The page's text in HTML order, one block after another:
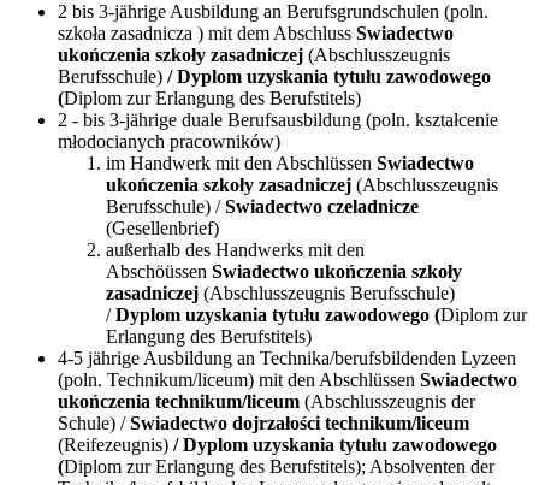
2 bis 3-jährige Ausbildung an Berufsgrundschulen (poln.
szkoła zasadnicza ) mit dem Abschluss Swiadectwo
ukończenia szkoły zasadniczej (Abschlusszeugnis
Berufsschule) / Dyplom uzyskania tytułu zawodowego
(Diplom zur Erlangung des Berufstitels)
2 - bis 3-jährige duale Berufsausbildung (poln. kształcenie
młodocianych pracowników)
im Handwerk mit den Abschlüssen Swiadectwo
ukończenia szkoły zasadniczej (Abschlusszeugnis
Berufsschule) /Swiadectwo czeladnicze
(Gesellenbrief)
außerhalb des Handwerks mit den
Abschöüssen Swiadectwo ukończenia szkoły
zasadniczej (Abschlusszeugnis Berufsschule)
/Dyplom uzyskania tytułu zawodowego (Diplom zur
Erlangung des Berufstitels)
4-5 jährige Ausbildung an Technika/berufsbildenden Lyzeen
(poln. Technikum/liceum) mit den Abschlüssen Swiadectwo
ukończenia technikum/liceum (Abschlusszeugnis der
Schule) /Swiadectwo dojrzałości technikum/liceum
(Reifezeugnis) / Dyplom uzyskania tytułu zawodowego
(Diplom zur Erlangung des Berufstitels); Absolventen der